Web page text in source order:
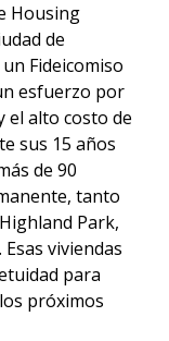
Housing
de
Fideicomiso
esfuerzo por
el alto costo de
sus 15 años
de 90
tanto
Park,
viviendas
para
próximos